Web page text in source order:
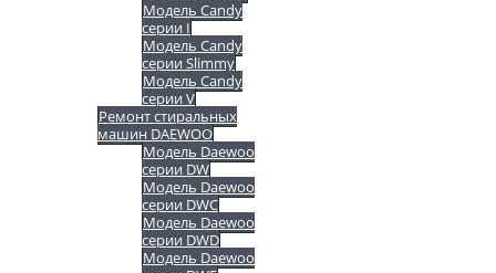
Модель Candy
серии I
Модель Candy
серии Slimmy
Модель Candy
серии V
Ремонт стиральных
машин DAEWOO
Модель Daewoo
серии DW
Модель Daewoo
серии DWC
Модель Daewoo
серии DWD
Модель Daewoo